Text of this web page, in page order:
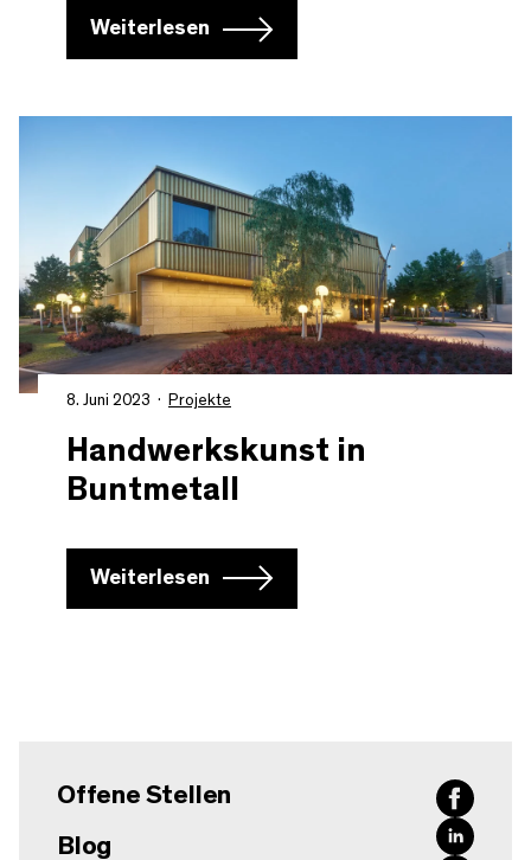
Weiterlesen
8. Juni 2023 Projekte
Handwerkskunst in
Buntmetall
Weiterlesen
Offene Stellen
Blog